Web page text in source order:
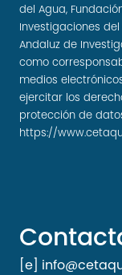
del Agua,
Investigaciones
Andaluz de
como
medios
ejercitar los
protección de
https://
[e]